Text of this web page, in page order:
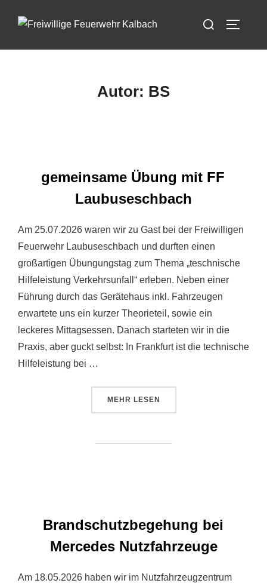
Inhalt
Suchen
Autor: BS
gemeinsame Übung mit FF
Laubuseschbach
Am 25.07.2026 waren wir zu Gast bei der Freiwilligen
Feuerwehr Laubuseschbach und durften einen
großartigen Übungungstag zum Thema „teschnische
Hilfeleistung Verkehrsunfall“ erleben. Neben einer
Führung durch das Gerätehaus inkl. Fahrzeugen
erwartete uns ein kurzer Theorieteil, sowie ein
leckeres Mittagsessen. Danach starteten wir in die
Praxis, aber guckt selbst: In Frankfurt ist die technische
Hilfeleistung bei …
MEHR ÜBER „GEMEINSAME ÜBUNG
LESEN
Brandschutzbegehung bei
Mercedes Nutzfahrzeuge
Am 18.05.2026 haben wir im Nutzfahrzeugzentrum